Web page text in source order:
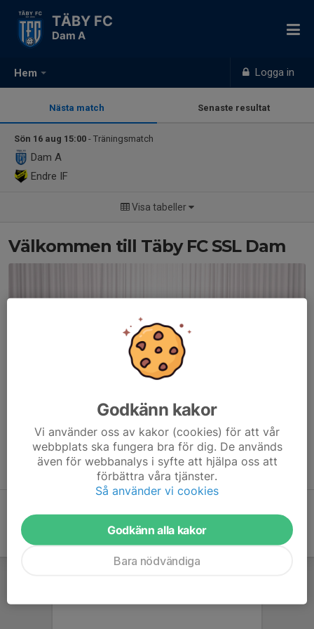
Hem Logga in
TÄBY FC
Dam A
Nästa match Senaste resultat
Sön 16 aug 15:00 - Träningsmatch
Dam A
Endre IF
Visa tabeller
Välkommen till Täby FC SSL Dam
Godkänn kakor
Vi använder oss av kakor (cookies) för att vår
webbplats ska fungera bra för dig. De används
även för webbanalys i syfte att hjälpa oss att
förbättra våra tjänster.
Så använder vi cookies
Godkänn alla kakor
Bara nödvändiga